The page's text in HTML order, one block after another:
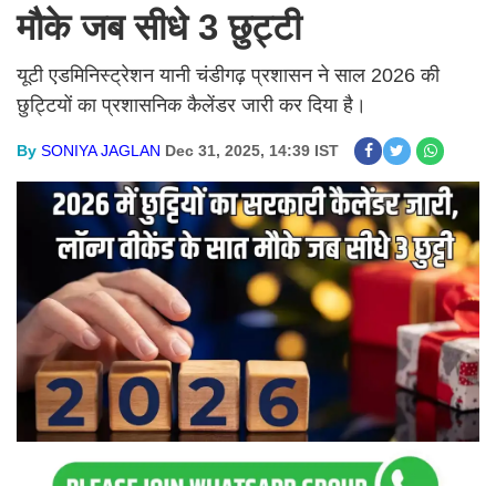
मौके जब सीधे 3 छुट्टी
यूटी एडमिनिस्ट्रेशन यानी चंडीगढ़ प्रशासन ने साल 2026 की
छुट्टियों का प्रशासनिक कैलेंडर जारी कर दिया है।
By SONIYA JAGLAN Dec 31, 2025, 14:39 IST